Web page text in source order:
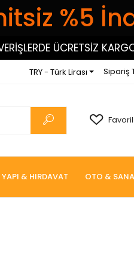
%5
ÜCRETSİZ KARGO!
TRY - Türk Lirası Sipariş
YAPI & HIRDAVAT OTO &